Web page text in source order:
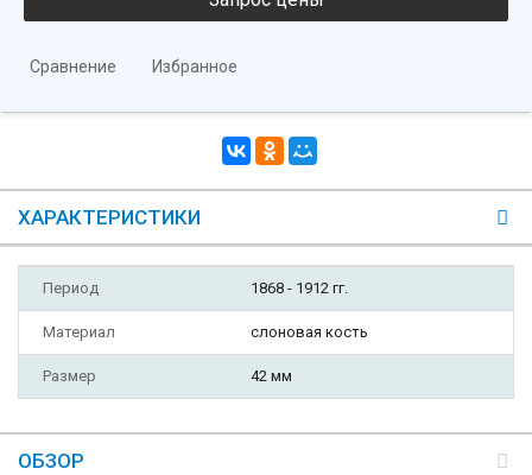
Сравнение Избранное
ХАРАКТЕРИСТИКИ
Период 1868 - 1912 гг.
Материал слоновая кость
Размер 42 мм
ОБЗОР